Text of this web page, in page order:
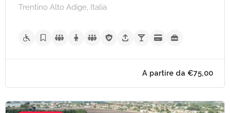
Trentino Alto Adige, Italia